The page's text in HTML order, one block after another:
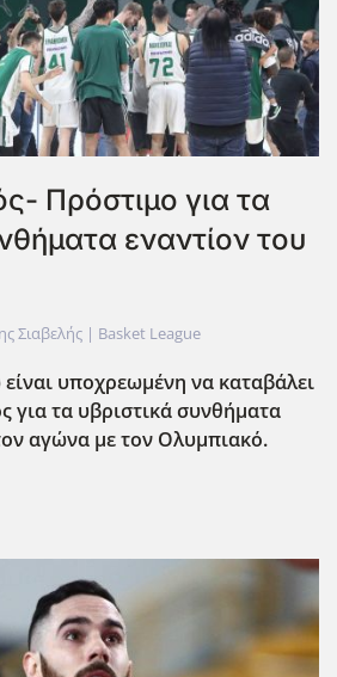
Πρόστιμο για τα
εναντίον του
Σιαβελής | Basket League
υποχρεωμένη να καταβάλει
για τα υβριστικά συνθήματα
αγώνα με τον Ολυμπιακό.